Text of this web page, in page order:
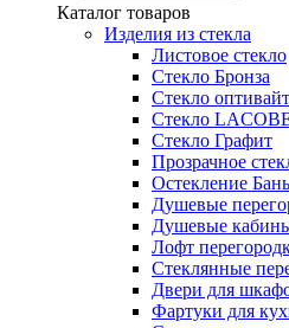
Каталог товаров
Изделия из стекла
Листовое стекло
Стекло Бронза
Стекло оптивайт
Стекло
Стекло Графит
Прозрачное
Остекление
Душевые
Душевые
Лофт
Стеклянные
Двери для
Фартуки для